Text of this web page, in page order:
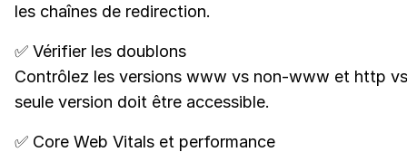
les chaînes de redirection.
✅ Vérifier les doublons
Contrôlez les versions www vs non-www et http
seule version doit être accessible.
✅ Core Web Vitals et performance